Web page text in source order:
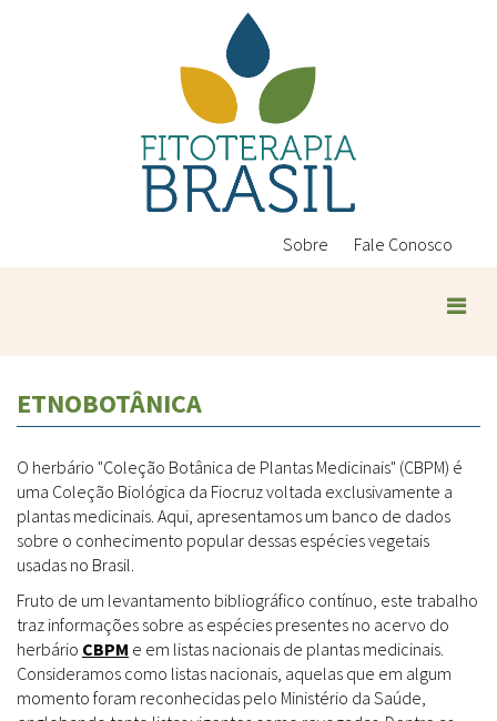
Sobre Fale Conosco
ETNOBOTÂNICA
O herbário "Coleção Botânica de Plantas Medicinais" (CBPM) é
uma Coleção Biológica da Fiocruz voltada exclusivamente a
plantas medicinais. Aqui, apresentamos um banco de dados
sobre o conhecimento popular dessas espécies vegetais
usadas no Brasil.
Fruto de um levantamento bibliográfico contínuo, este trabalho
traz informações sobre as espécies presentes no acervo do
herbário CBPM e em listas nacionais de plantas medicinais.
Consideramos como listas nacionais, aquelas que em algum
momento foram reconhecidas pelo Ministério da Saúde,